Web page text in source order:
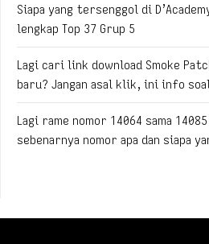
Siapa yang tersenggol di
lengkap Top 37 Grup 5
Lagi cari link download Smoke
baru? Jangan asal klik, ini info
Lagi rame nomor 14064 sama
sebenarnya nomor apa dan siapa